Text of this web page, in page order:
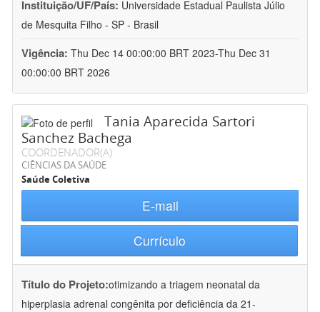
Instituição/UF/País: Universidade Estadual Paulista Júlio
de Mesquita Filho - SP - Brasil
Vigência: Thu Dec 14 00:00:00 BRT 2023-Thu Dec 31
00:00:00 BRT 2026
Tania Aparecida Sartori
Sanchez Bachega
COORDENADOR(A)
CIÊNCIAS DA SAÚDE
Saúde Coletiva
E-mail
Currículo
Título do Projeto:otimizando a triagem neonatal da
hiperplasia adrenal congênita por deficiência da 21-